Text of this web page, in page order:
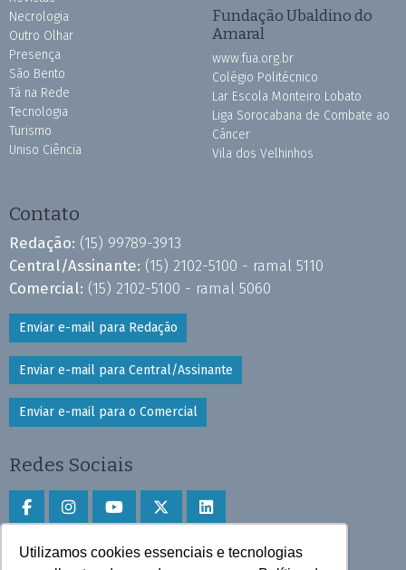
Utilizamos cookies essenciais e tecnologias
Necrologia
Outro Olhar
Presença
São Bento
Tá na Rede
Tecnologia
Turismo
Uniso Ciência
Fundação Ubaldino do
Amaral
www.fua.org.br
Colégio Politécnico
Lar Escola Monteiro Lobato
Liga Sorocabana de Combate ao
Câncer
Vila dos Velhinhos
Contato
Redação: (15) 99789-3913
Central/Assinante: (15) 2102-5100 - ramal 5110
Comercial: (15) 2102-5100 - ramal 5060
Enviar e-mail para Redação
Enviar e-mail para Central/Assinante
Enviar e-mail para o Comercial
Redes Sociais
Faça download do aplicativo